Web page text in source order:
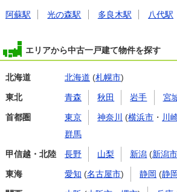
阿蘇駅 光の森駅 多良木駅 八代駅
エリアから中古一戸建て物件を探す
北海道 北海道 (札幌市)
東北 青森 秋田 岩手 宮
首都圏 東京 神奈川 (横浜市 ・ 川
群馬
甲信越・北陸 長野 山梨 新潟 (新潟
東海 愛知 (名古屋市) 静岡 (静